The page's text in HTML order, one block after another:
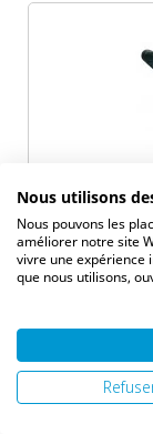
Nous utilisons
Nous pouvons les
améliorer notre site
vivre une expérience
que nous utilisons,